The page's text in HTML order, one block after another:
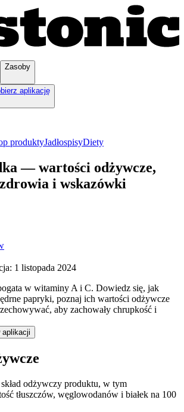
Zasoby
aplikację
produktyJadłospisyDiety
— wartości odżywcze,
i wskazówki
1 listopada 2024
w witaminy A i C. Dowiedz się, jak
papryki, poznaj ich wartości odżywcze
aby zachowały chrupkość i
aplikacji
odżywczy produktu, w tym
tłuszczów, węglowodanów i białek na 100